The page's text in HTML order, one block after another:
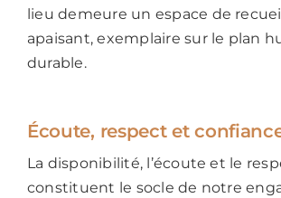
lieu demeure un espace de
apaisant, exemplaire sur le plan
durable.
Écoute, respect et
La disponibilité, l’écoute et le
constituent le socle de notre